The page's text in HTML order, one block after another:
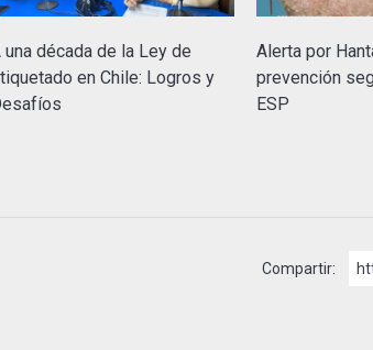
una década de la Ley de
en Chile: Logros y
Alerta por
prevención
ESP
Compartir: